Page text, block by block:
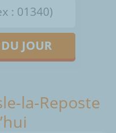
JOUR
la-Reposte